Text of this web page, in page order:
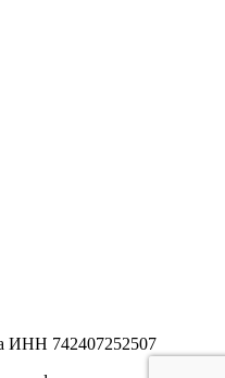
ИНН 742407252507